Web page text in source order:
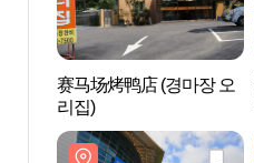
赛马场烤鸭店 (경마장 오
리집)